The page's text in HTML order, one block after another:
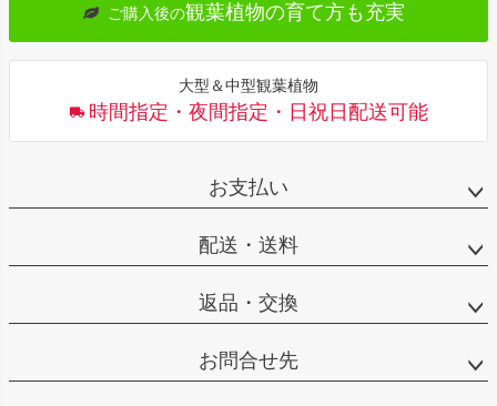
ご購入後の観葉植物の育て方も充実
大型＆中型観葉植物
時間指定・夜間指定・日祝日配送可能
お支払い
配送・送料
返品・交換
お問合せ先